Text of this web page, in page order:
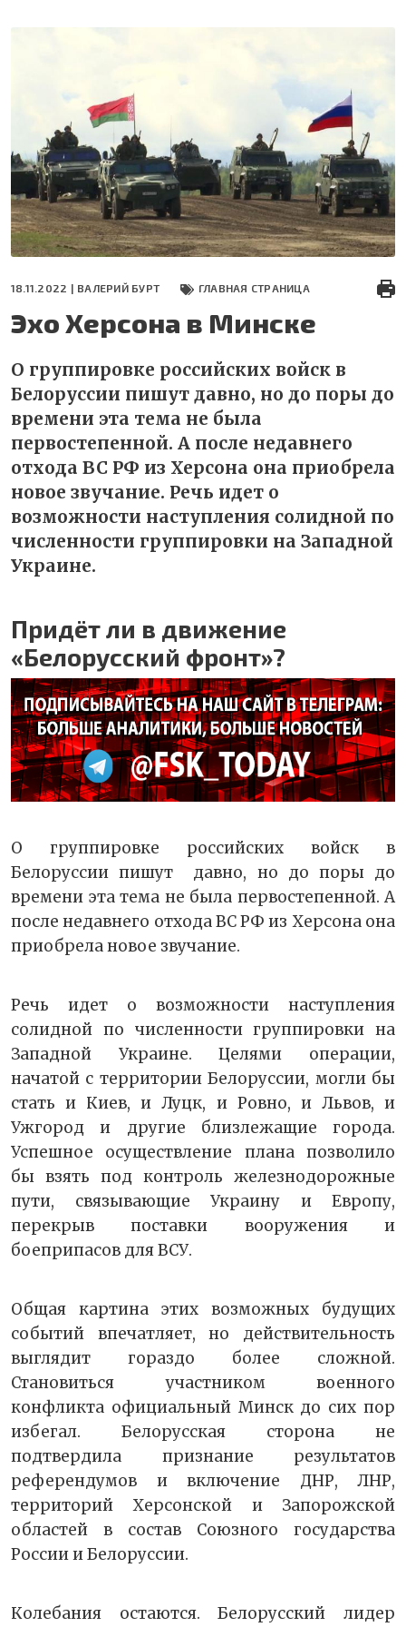
18.11.2022 | ВАЛЕРИЙ БУРТ ГЛАВНАЯ СТРАНИЦА
Эхо Херсона в Минске
О группировке российских войск в
Белоруссии пишут давно, но до поры до
времени эта тема не была
первостепенной. А после недавнего
отхода ВС РФ из Херсона она приобрела
новое звучание. Речь идет о
возможности наступления солидной по
численности группировки на Западной
Украине.
Придёт ли в движение
«Белорусский фронт»?
О группировке российских войск в
Белоруссии пишут давно, но до поры до
времени эта тема не была первостепенной. А
после недавнего отхода ВС РФ из Херсона она
приобрела новое звучание.
Речь идет о возможности наступления
солидной по численности группировки на
Западной Украине. Целями операции,
начатой с территории Белоруссии, могли бы
стать и Киев, и Луцк, и Ровно, и Львов, и
Ужгород и другие близлежащие города.
Успешное осуществление плана позволило
бы взять под контроль железнодорожные
пути, связывающие Украину и Европу,
перекрыв поставки вооружения и
боеприпасов для ВСУ.
Общая картина этих возможных будущих
событий впечатляет, но действительность
выглядит гораздо более сложной.
Становиться участником военного
конфликта официальный Минск до сих пор
избегал. Белорусская сторона не
подтвердила признание результатов
референдумов и включение ДНР, ЛНР,
территорий Херсонской и Запорожской
областей в состав Союзного государства
России и Белоруссии.
Колебания остаются. Белорусский лидер